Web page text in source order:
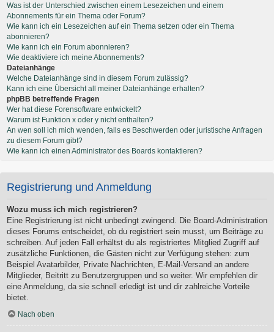
Was ist der Unterschied zwischen einem Lesezeichen und einem
Abonnements für ein Thema oder Forum?
Wie kann ich ein Lesezeichen auf ein Thema setzen oder ein Thema
abonnieren?
Wie kann ich ein Forum abonnieren?
Wie deaktiviere ich meine Abonnements?
Dateianhänge
Welche Dateianhänge sind in diesem Forum zulässig?
Kann ich eine Übersicht all meiner Dateianhänge erhalten?
phpBB betreffende Fragen
Wer hat diese Forensoftware entwickelt?
Warum ist Funktion x oder y nicht enthalten?
An wen soll ich mich wenden, falls es Beschwerden oder juristische Anfragen
zu diesem Forum gibt?
Wie kann ich einen Administrator des Boards kontaktieren?
Registrierung und Anmeldung
Wozu muss ich mich registrieren?
Eine Registrierung ist nicht unbedingt zwingend. Die Board-Administration
dieses Forums entscheidet, ob du registriert sein musst, um Beiträge zu
schreiben. Auf jeden Fall erhältst du als registriertes Mitglied Zugriff auf
zusätzliche Funktionen, die Gästen nicht zur Verfügung stehen: zum
Beispiel Avatarbilder, Private Nachrichten, E-Mail-Versand an andere
Mitglieder, Beitritt zu Benutzergruppen und so weiter. Wir empfehlen dir
eine Anmeldung, da sie schnell erledigt ist und dir zahlreiche Vorteile
bietet.
Nach oben